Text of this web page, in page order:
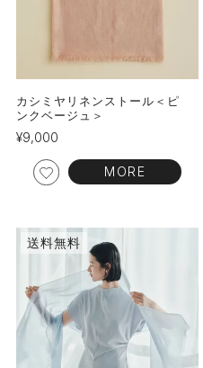
カシミヤリネンストール＜ピ
ンクベージュ＞
¥9,000
MORE
送料無料